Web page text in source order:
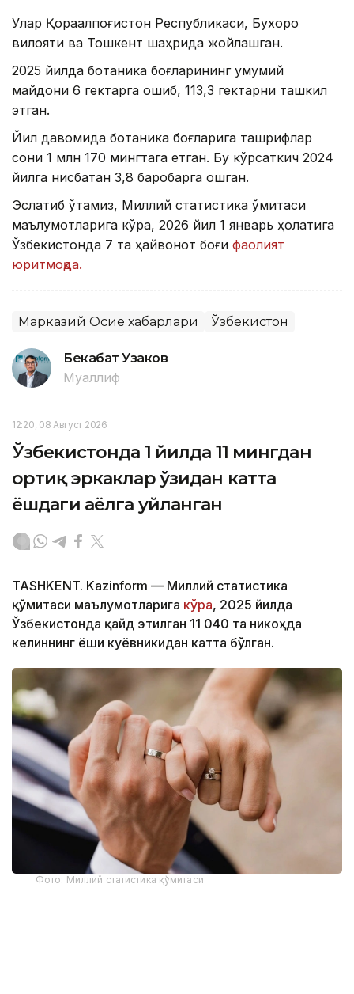
Улар Қорақалпоғистон Республикаси, Бухоро
вилояти ва Тошкент шаҳрида жойлашган.
2025 йилда ботаника боғларининг умумий
майдони 6 гектарга ошиб, 113,3 гектарни ташкил
этган.
Йил давомида ботаника боғларига ташрифлар
сони 1 млн 170 мингтага етган. Бу кўрсаткич 2024
йилга нисбатан 3,8 баробарга ошган.
Эслатиб ўтамиз, Миллий статистика қўмитаси
маълумотларига кўра, 2026 йил 1 январь ҳолатига
Ўзбекистонда 7 та ҳайвонот боғи фаолият
юритмоқда.
Марказий Осиё хабарлари Ўзбекистон
Бекабат Узаков
Муаллиф
12:20, 08 Август 2026
Ўзбекистонда 1 йилда 11 мингдан
ортиқ эркаклар ўзидан катта
ёшдаги аёлга уйланган
TASHKENT. Kazinform — Миллий статистика
қўмитаси маълумотларига кўра, 2025 йилда
Ўзбекистонда қайд этилган 11 040 та никоҳда
келиннинг ёши куёвникидан катта бўлган.
Фото: Миллий статистика қўмитаси